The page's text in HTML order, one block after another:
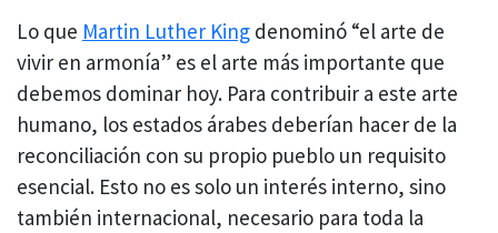
Lo que Martin Luther King denominó “el arte de
vivir en armonía” es el arte más importante que
debemos dominar hoy. Para contribuir a este arte
humano, los estados árabes deberían hacer de la
reconciliación con su propio pueblo un requisito
esencial. Esto no es solo un interés interno, sino
también internacional, necesario para toda la